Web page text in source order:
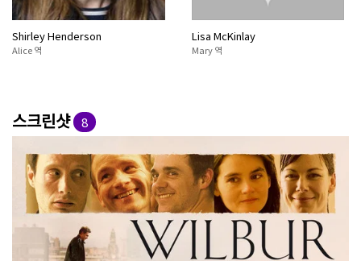
Shirley Henderson
Alice 역
Lisa McKinlay
Mary 역
스크린샷 8